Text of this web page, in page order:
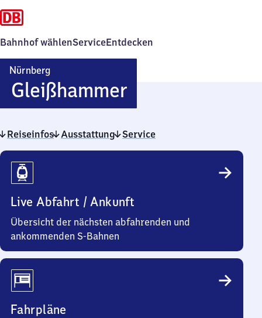
Bahnhof wählenServiceEntdecken
Nürnberg
GleißhammerNürnberg-
Gleißhammer
Reiseinfos Ausstattung Service
Reiseinfos
Live Abfahrt / Ankunft
Übersicht der nächsten abfahrenden und
ankommenden S-Bahnen
Fahrpläne